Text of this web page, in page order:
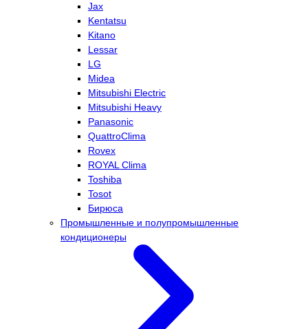
Jax
Kentatsu
Kitano
Lessar
LG
Midea
Mitsubishi Electric
Mitsubishi Heavy
Panasonic
QuattroClima
Rovex
ROYAL Clima
Toshiba
Tosot
Бирюса
Промышленные и полупромышленные
кондиционеры